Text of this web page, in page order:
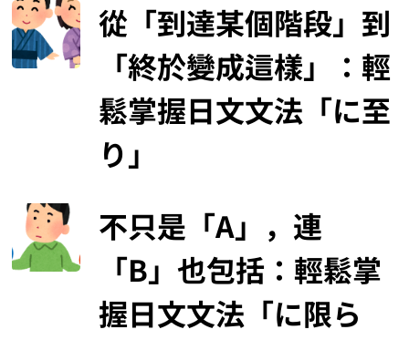
從「到達某個階段」到
「終於變成這樣」：輕
鬆掌握日文文法「に至
り」
不只是「A」，連
「B」也包括：輕鬆掌
握日文文法「に限ら